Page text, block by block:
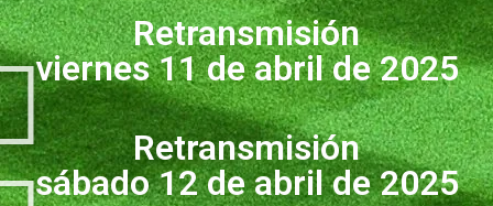
Retransmisión
viernes 11 de abril de 2025
Retransmisión
sábado 12 de abril de 2025